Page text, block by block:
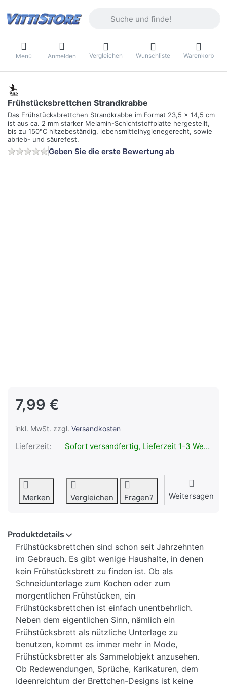
Menü Anmelden Vergleichen Wunschliste Warenkorb
Frühstücksbrettchen Strandkrabbe
Das Frühstücksbrettchen Strandkrabbe im Format 23,5 x 14,5 cm
ist aus ca. 2 mm starker Melamin-Schichtstoffplatte hergestellt,
bis zu 150°C hitzebeständig, lebensmittelhygienegerecht, sowie
abrieb- und säurefest.
Geben Sie die erste Bewertung ab
7,99 €
inkl. MwSt. zzgl. Versandkosten
Lieferzeit: Sofort versandfertig, Lieferzeit 1-3 Werktage.
Merken Vergleichen Fragen? Weitersagen
Produktdetails
Frühstücksbrettchen sind schon seit Jahrzehnten
im Gebrauch. Es gibt wenige Haushalte, in denen
kein Frühstücksbrett zu finden ist. Ob als
Schneidunterlage zum Kochen oder zum
morgentlichen Frühstücken, ein
Frühstücksbrettchen ist einfach unentbehrlich.
Neben dem eigentlichen Sinn, nämlich ein
Frühstücksbrett als nützliche Unterlage zu
benutzen, kommt es immer mehr in Mode,
Frühstücksbretter als Sammelobjekt anzusehen.
Ob Redewendungen, Sprüche, Karikaturen, dem
Ideenreichtum der Brettchen-Designs ist keine